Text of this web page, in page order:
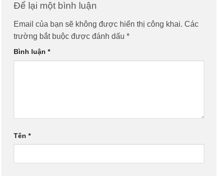
Để lại một bình luận
Email của bạn sẽ không được hiển thị công khai. Các
trường bắt buộc được đánh dấu *
Bình luận *
Tên *